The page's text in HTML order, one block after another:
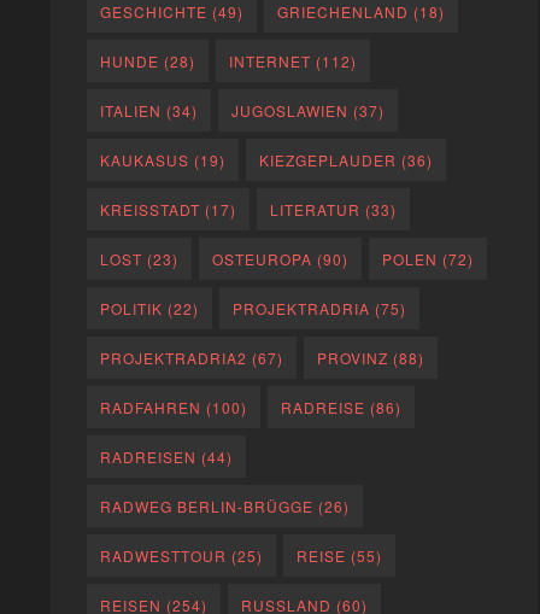
GESCHICHTE (49) GRIECHENLAND (18)
HUNDE (28) INTERNET (112)
ITALIEN (34) JUGOSLAWIEN (37)
KAUKASUS (19) KIEZGEPLAUDER (36)
KREISSTADT (17) LITERATUR (33)
LOST (23) OSTEUROPA (90) POLEN (72)
POLITIK (22) PROJEKTRADRIA (75)
PROJEKTRADRIA2 (67) PROVINZ (88)
RADFAHREN (100) RADREISE (86)
RADREISEN (44)
RADWEG BERLIN-BRÜGGE (26)
RADWESTTOUR (25) REISE (55)
REISEN (254) RUSSLAND (60)